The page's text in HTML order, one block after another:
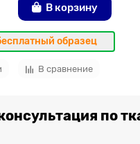
В корзину
образец
В сравнение
по